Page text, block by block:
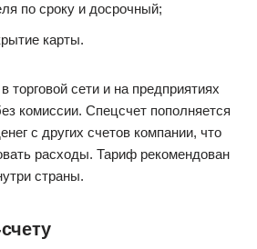
по сроку и досрочный;
карты.
сети и на предприятиях
комиссии. Спецсчет пополняется
с других счетов компании, что
расходы. Тариф рекомендован
страны.